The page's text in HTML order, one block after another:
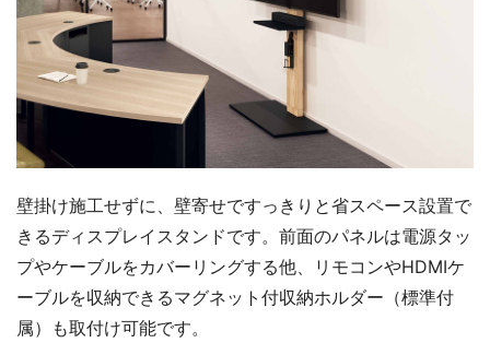
壁掛け施工せずに、壁寄せですっきりと省スペース設置で
きるディスプレイスタンドです。前面のパネルは電源タッ
プやケーブルをカバーリングする他、リモコンやHDMIケ
ーブルを収納できるマグネット付収納ホルダー（標準付
属）も取付け可能です。